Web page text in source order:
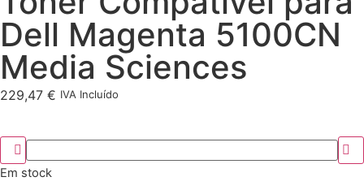
Dell Magenta 5100CN
Media Sciences
229,47 € IVA Incluído
Em stock